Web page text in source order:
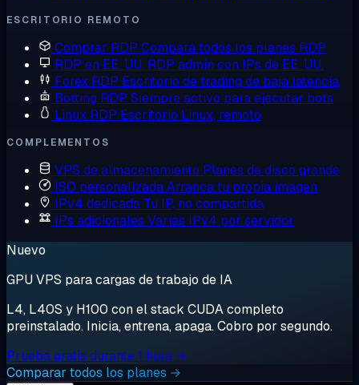
ESCRITORIO REMOTO
Comprar RDP Compara todos los planes RDP
RDP en EE. UU. RDP admin con IPs de EE. UU.
Forex RDP Escritorio de trading de baja latencia
Botting RDP Siempre activo para ejecutar bots
Linux RDP Escritorio Linux, remoto
COMPLEMENTOS
VPS de almacenamiento Planes de disco grande
ISO personalizadaArranca tu propia imagen
IPv4 dedicada Tu IP, no compartida
IPs adicionales Varias IPv4 por servidor
Nuevo
GPU VPS para cargas de trabajo de IA
L4, L40S y H100 con el stack CUDA completo
preinstalado. Inicia, entrena, apaga. Cobro por segundo.
Prueba gratis durante 1 hora →
Comparar todos los planes →